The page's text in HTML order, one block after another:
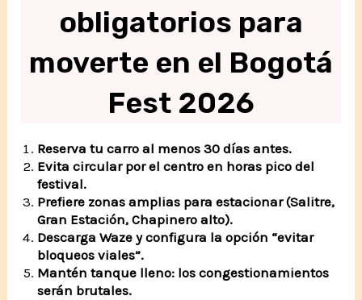
obligatorios para
moverte en el Bogotá
Fest 2026
Reserva tu carro al menos 30 días antes.
Evita circular por el centro en horas pico del
festival.
Prefiere zonas amplias para estacionar (Salitre,
Gran Estación, Chapinero alto).
Descarga Waze y configura la opción “evitar
bloqueos viales”.
Mantén tanque lleno: los congestionamientos
serán brutales.